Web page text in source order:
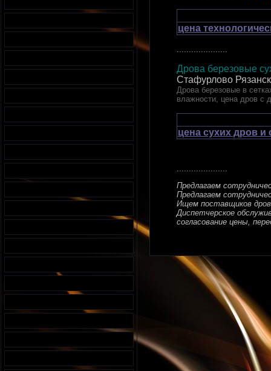
цена
.....................
Дрова березовые
Стафурлово
Дрова березовые в
влажности, цена дров с
цена сухих дров
.....................
Предлагаем
Предлагаем
Ищем поставщиков
Диспетчерское
согласование цены,